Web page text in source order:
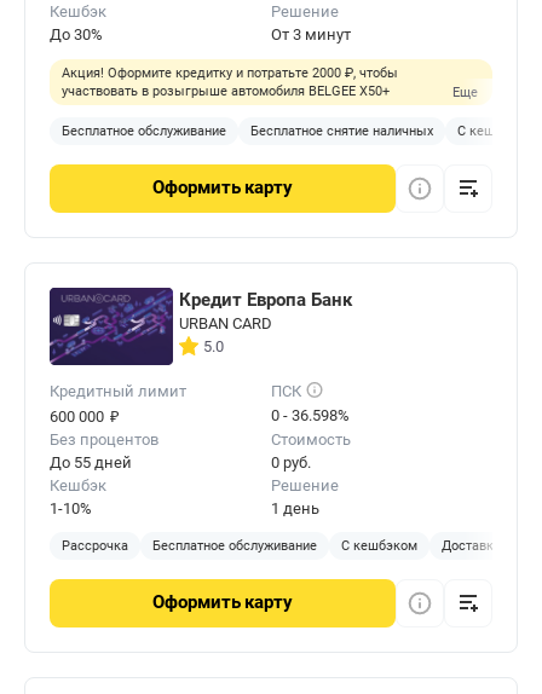
Кешбэк
До 30%
Решение
От 3 минут
Акция! Оформите кредитку и потратьте 2000 ₽, чтобы
участвовать в розыгрыше автомобиля BELGEE X50+
Еще
Бесплатное обслуживание Бесплатное снятие наличных С кешбэком
Оформить карту
Кредит Европа Банк
URBAN CARD
5.0
Кредитный лимит
600 000 ₽
ПСК
0 - 36.598%
Без процентов
До 55 дней
Стоимость
0 руб.
Кешбэк
1-10%
Решение
1 день
Рассрочка Бесплатное обслуживание С кешбэком Доставка на
Оформить карту